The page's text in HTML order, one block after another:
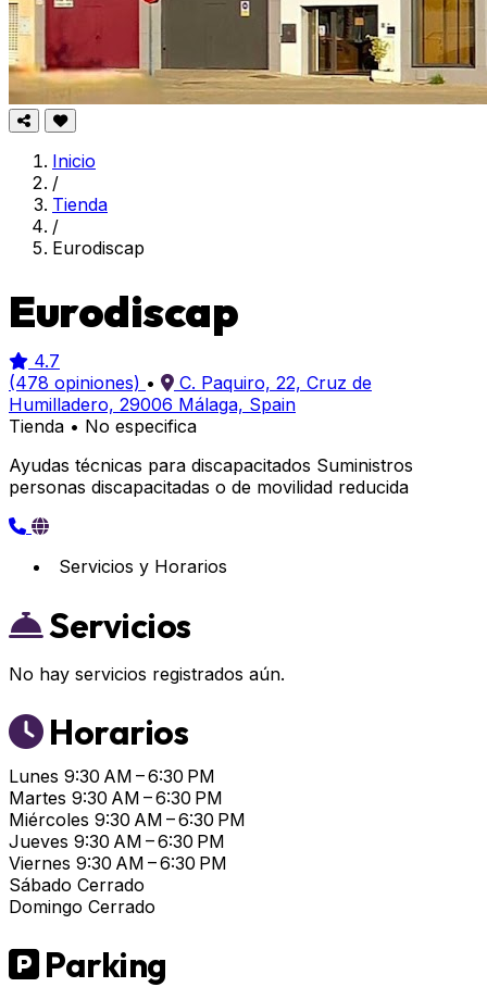
Inicio
/
Tienda
/
Eurodiscap
Eurodiscap
4.7
(478 opiniones) •
C. Paquiro, 22, Cruz de
Humilladero, 29006 Málaga, Spain
Tienda • No especifica
Ayudas técnicas para discapacitados Suministros
personas discapacitadas o de movilidad reducida
Servicios y Horarios
Servicios
No hay servicios registrados aún.
Horarios
Lunes 9:30 AM – 6:30 PM
Martes 9:30 AM – 6:30 PM
Miércoles 9:30 AM – 6:30 PM
Jueves 9:30 AM – 6:30 PM
Viernes 9:30 AM – 6:30 PM
Sábado Cerrado
Domingo Cerrado
Parking